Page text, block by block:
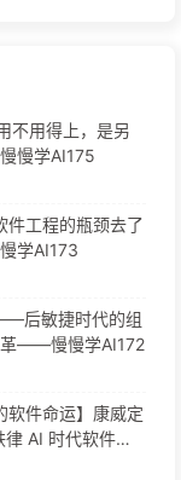
不用得上，是另
慢学AI175
件工程的瓶颈去了
学AI173
后敏捷时代的组
革——慢慢学AI172
软件命运】康威定
AI 时代软件工